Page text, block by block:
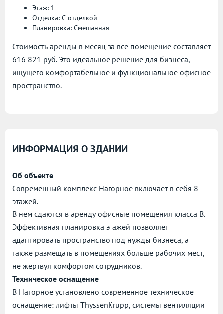
Этаж: 1
Отделка: С отделкой
Планировка: Смешанная
Стоимость аренды в месяц за всё помещение составляет
616 821 руб. Это идеальное решение для бизнеса,
ищущего комфортабельное и функциональное офисное
пространство.
ИНФОРМАЦИЯ О ЗДАНИИ
Об объекте
Современный комплекс Нагорное включает в себя 8
этажей.
В нем сдаются в аренду офисные помещения класса B.
Эффективная планировка этажей позволяет
адаптировать пространство под нужды бизнеса, а
также размещать в помещениях больше рабочих мест,
не жертвуя комфортом сотрудников.
Техническое оснащение
В Нагорное установлено современное техническое
оснащение: лифты ThyssenKrupp, системы вентиляции